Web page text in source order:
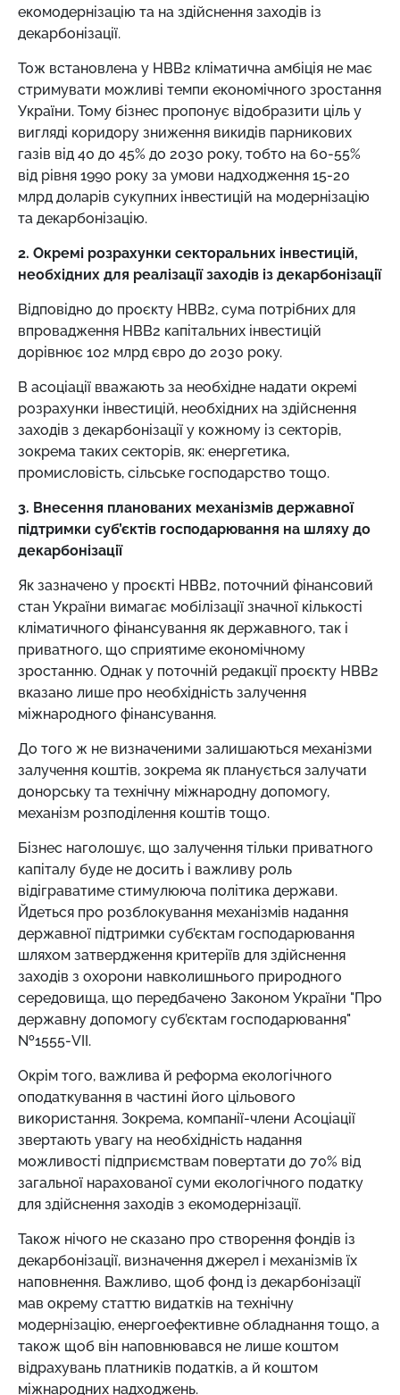
екомодернізацію та на здійснення заходів із
декарбонізації.
Тож встановлена у НВВ2 кліматична амбіція не має
стримувати можливі темпи економічного зростання
України. Тому бізнес пропонує відобразити ціль у
вигляді коридору зниження викидів парникових
газів від 40 до 45% до 2030 року, тобто на 60-55%
від рівня 1990 року за умови надходження 15-20
млрд доларів сукупних інвестицій на модернізацію
та декарбонізацію.
2. Окремі розрахунки секторальних інвестицій,
необхідних для реалізації заходів із декарбонізації
Відповідно до проєкту НВВ2, сума потрібних для
впровадження НВВ2 капітальних інвестицій
дорівнює 102 млрд євро до 2030 року.
В асоціації вважають за необхідне надати окремі
розрахунки інвестицій, необхідних на здійснення
заходів з декарбонізації у кожному із секторів,
зокрема таких секторів, як: енергетика,
промисловість, сільське господарство тощо.
3. Внесення планованих механізмів державної
підтримки суб’єктів господарювання на шляху до
декарбонізації
Як зазначено у проєкті НВВ2, поточний фінансовий
стан України вимагає мобілізації значної кількості
кліматичного фінансування як державного, так і
приватного, що сприятиме економічному
зростанню. Однак у поточній редакції проєкту НВВ2
вказано лише про необхідність залучення
міжнародного фінансування.
До того ж не визначеними залишаються механізми
залучення коштів, зокрема як планується залучати
донорську та технічну міжнародну допомогу,
механізм розподілення коштів тощо.
Бізнес наголошує, що залучення тільки приватного
капіталу буде не досить і важливу роль
відіграватиме стимулююча політика держави.
Йдеться про розблокування механізмів надання
державної підтримки суб’єктам господарювання
шляхом затвердження критеріїв для здійснення
заходів з охорони навколишнього природного
середовища, що передбачено Законом України "Про
державну допомогу суб’єктам господарювання"
№1555-VII.
Окрім того, важлива й реформа екологічного
оподаткування в частині його цільового
використання. Зокрема, компанії-члени Асоціації
звертають увагу на необхідність надання
можливості підприємствам повертати до 70% від
загальної нарахованої суми екологічного податку
для здійснення заходів з екомодернізації.
Також нічого не сказано про створення фондів із
декарбонізації, визначення джерел і механізмів їх
наповнення. Важливо, щоб фонд із декарбонізації
мав окрему статтю видатків на технічну
модернізацію, енергоефективне обладнання тощо, а
також щоб він наповнювався не лише коштом
відрахувань платників податків, а й коштом
міжнародних надходжень.